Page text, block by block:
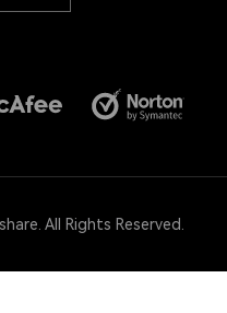
All Rights Reserved.